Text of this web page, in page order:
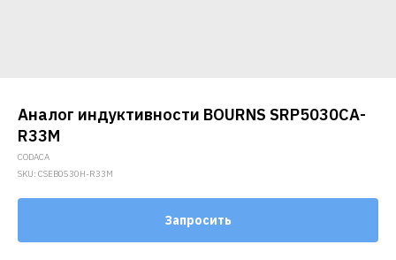
Аналог индуктивности BOURNS SRP5030CA-
R33M
CODACA
SKU: CSEB0530H-R33M
Запросить